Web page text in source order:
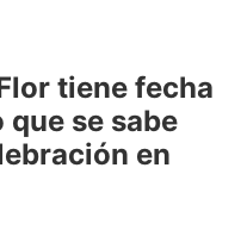
tiene fecha
se sabe
en